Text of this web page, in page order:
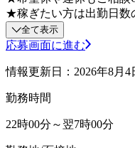
★稼ぎたい方は出勤日数
全て表示
応募画面に進む
情報更新日：2026年8月4
勤務時間
22時00分～翌7時00分